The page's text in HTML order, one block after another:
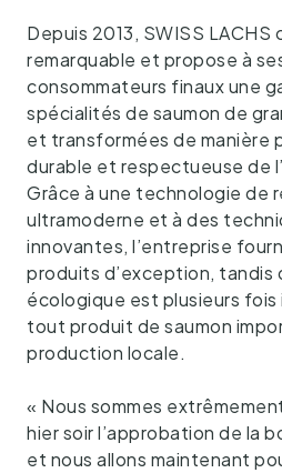
Depuis 2013, SWISS LACHS
remarquable et propose à
consommateurs finaux une
spécialités de saumon de
et transformées de manière
durable et respectueuse de
Grâce à une technologie de
ultramoderne et à des
innovantes, l’entreprise
produits d’exception, tandis
écologique est plusieurs
tout produit de saumon
production locale.
« Nous sommes
hier soir l’approbation de la
et nous allons maintenant